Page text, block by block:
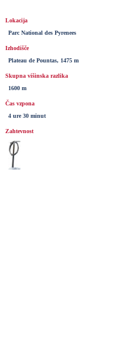
Lokacija
Parc National des Pyrenees
Izhodišče
Plateau de Pountas, 1475 m
Skupna višinska razlika
1600 m
Čas vzpona
4 ure 30 minut
Zahtevnost